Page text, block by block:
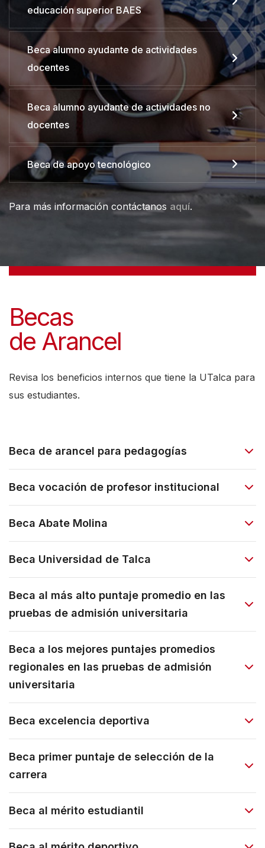
educación superior BAES
Beca alumno ayudante de actividades
docentes
Beca alumno ayudante de actividades no
docentes
Beca de apoyo tecnológico
Para más información contáctanos aquí.
Becas
de Arancel
Revisa los beneficios internos que tiene la UTalca para
sus estudiantes.
Beca de arancel para pedagogías
Beca vocación de profesor institucional
Beca Abate Molina
Beca Universidad de Talca
Beca al más alto puntaje promedio en las
pruebas de admisión universitaria
Beca a los mejores puntajes promedios
regionales en las pruebas de admisión
universitaria
Beca excelencia deportiva
Beca primer puntaje de selección de la
carrera
Beca al mérito estudiantil